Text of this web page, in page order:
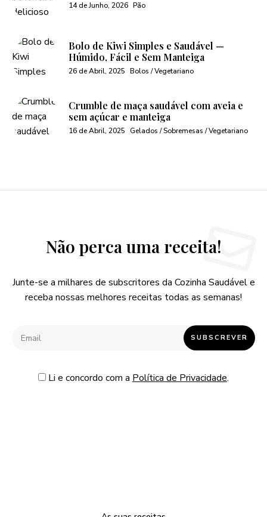
14 de Junho, 2026 Pão
Bolo de Kiwi Simples e Saudável —
Húmido, Fácil e Sem Manteiga
26 de Abril, 2025 Bolos / Vegetariano
Crumble de maça saudável com aveia e
sem açúcar e manteiga
16 de Abril, 2025 Gelados / Sobremesas / Vegetariano
Não perca uma receita!
Junte-se a milhares de subscritores da Cozinha Saudável e
receba nossas melhores receitas todas as semanas!
Li e concordo com a Política de Privacidade.